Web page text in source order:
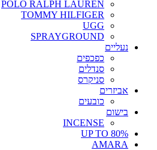
POLO RALPH LAUREN
TOMMY HILFIGER
UGG
SPRAYGROUND
נעליים
כפכפים
סנדלים
סניקרס
אביזרים
כובעים
בישום
INCENSE
UP TO 80%
AMARA